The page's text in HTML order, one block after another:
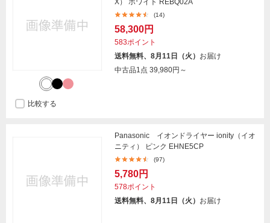
X） ホワイト REBQ02A
(14)
58,300円
583ポイント
送料無料、8月11日（火） お届け
中古品1点 39,980円～
比較する
Panasonic イオンドライヤー ionity（イオ
ニティ） ピンク EHNE5CP
(97)
5,780円
578ポイント
送料無料、8月11日（火） お届け